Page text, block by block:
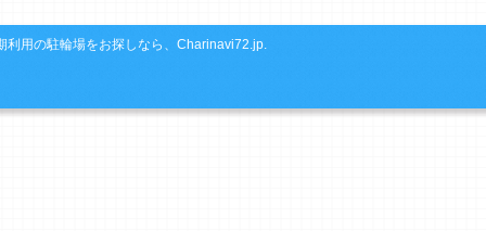
利用の駐輪場をお探しなら、Charinavi72.jp.